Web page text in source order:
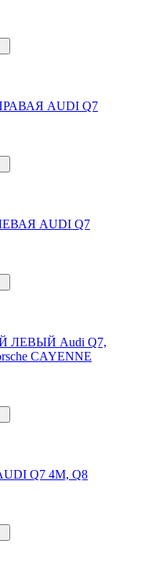
AUDI Q7
AUDI Q7
Audi Q7,
CAYENNE
Q7 4M, Q8